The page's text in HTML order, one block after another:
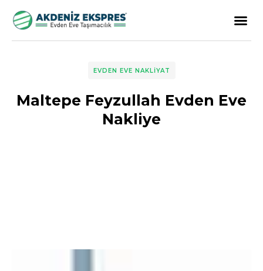
EVDEN EVE NAKLIYAT
Maltepe Feyzullah Evden Eve
Nakliye